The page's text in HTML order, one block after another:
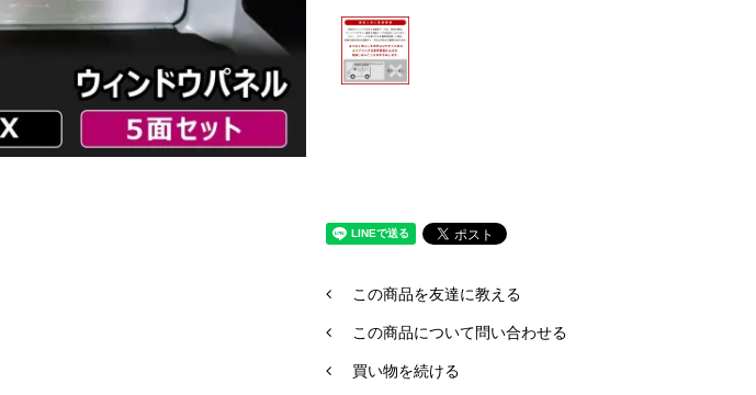
この商品を友達に教える
この商品について問い合わせる
買い物を続ける